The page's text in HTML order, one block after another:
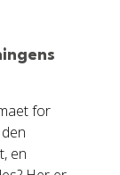
for
en